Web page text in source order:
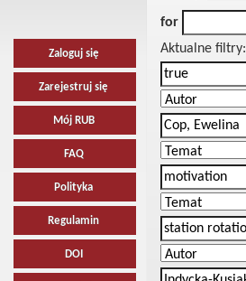
Zaloguj się
Zarejestruj się
Mój RUB
FAQ
Polityka
Regulamin
DOI
for
Aktualne filtry: